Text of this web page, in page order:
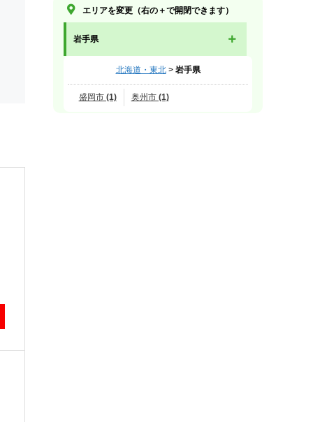
エリアを変更（右の＋で開閉できます）
岩手県
北海道・東北> 岩手県
盛岡市 (1) 奥州市 (1)